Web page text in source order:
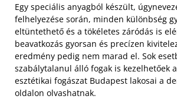
Egy speciális anyagból készült,
felhelyezése során, minden különbség
eltüntethető és a tökéletes záródás is
beavatkozás gyorsan és precízen
eredmény pedig nem marad el. Sok
szabálytalanul álló fogak is kezelhetőek
esztétikai fogászat Budapest lakosai a
oldalon olvashatnak.